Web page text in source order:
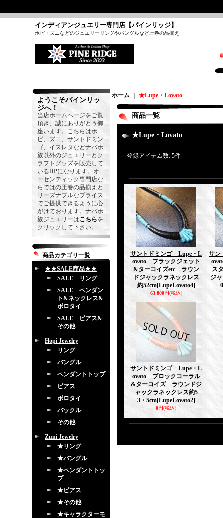
インディアンジュエリー専門店【パインリッジ】
ホピ・ズニなどのジュエリーリングやバングルなど圧巻の品揃え
ようこそパインリッ
ジへ！
当店ホームページをご覧
頂き、誠にありがとう御
座います。こちらはホ
ピ、ズニ、サントドミン
ゴ、イスレタなどナバホ
族以外のジュエリーとク
ラフトグッズを販売して
いるHPになります。オ
ーセンティック専門店な
らではの圧巻の品揃えと
リーズナブルなプライス
でご提供できるように心
がけております。ナバホ
族ジュエリーはこちらを
クリックして下さい。
商品カテゴリ一覧
★★SALE商品★★
SALE リング
SALE ペンダン
ト&ネックレス&
ボロタイ
SALE ピアス&
その他
Hopi Jewelry
リング
バングル
ペンダントトップ
ピアス
ボロタイ
バックル
その他
Zuni Jewelry
★リング
★バングル
★ペンダントトッ
プ
★ピアス
★その他
★キャラクターモ
ホーム ★Lupe・Lovato
商品一覧
★Lupe・Lovato
登録アイテム数: 5件
サントドミンゴ Lupe・L
ovato ブラックジェット
&ターコイズetc ラウン
ドジャックラネックレス
約52cm[LupeLovato4]
63,800円(税込)
サン
ス
ジ
サントドミンゴ Lupe・L
ovato ブロックコーラル
&ターコイズ ラウンドジ
ャックラネックレス約5
3・5cm[LupeLovato2]
0円(税込)